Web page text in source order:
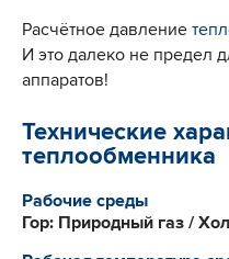
Расчётное давление
И это далеко не предел
аппаратов!
Технические
теплообменника
Рабочие среды
Гор: Природный газ /